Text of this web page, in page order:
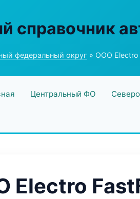
справочник
федеральный округ » ООО Electro
Центральный ФО
Electro